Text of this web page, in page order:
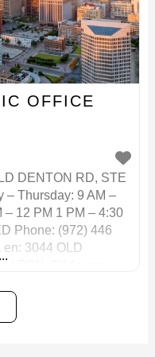
OFFICE
DENTON RD, STE
– Thursday: 9 AM –
– 12 PM 1 PM – 4:30
Phone: (972) 446
3044 OLD